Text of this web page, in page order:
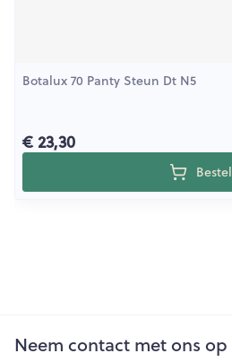
Botalux 70 Panty Steun Dt N5
€ 23,30
Bestel
Neem contact met ons op